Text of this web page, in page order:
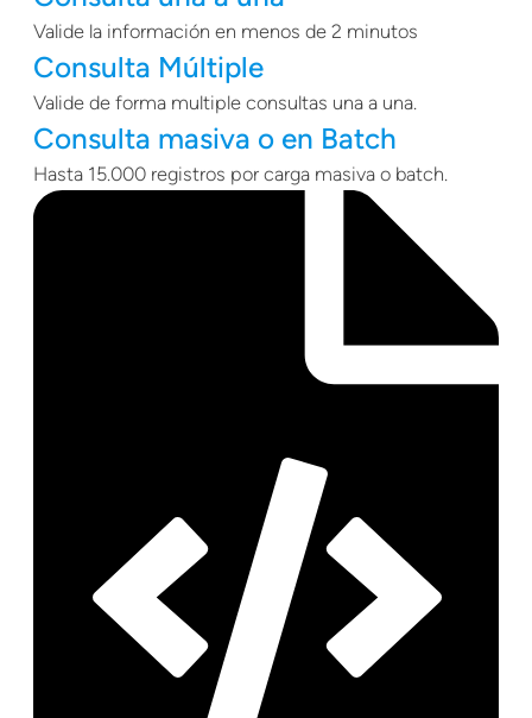
Valide la información en menos de 2 minutos
Consulta Múltiple
Valide de forma multiple consultas una a una.
Consulta masiva o en Batch
Hasta 15.000 registros por carga masiva o batch.